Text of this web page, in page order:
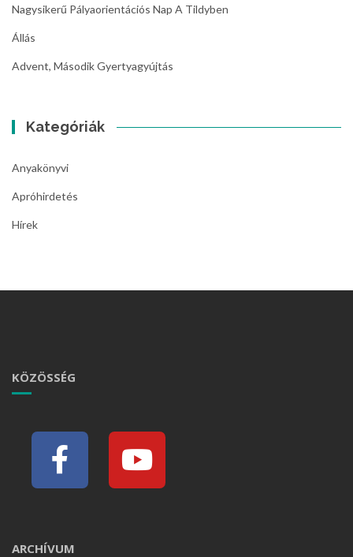
Nagysikerű Pályaorientációs Nap A Tildyben
Állás
Advent, Második Gyertyagyújtás
Kategóriák
Anyakönyvi
Apróhirdetés
Hírek
KÖZÖSSÉG
ARCHÍVUM